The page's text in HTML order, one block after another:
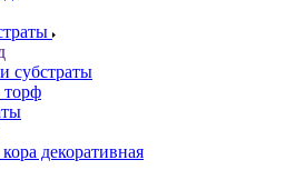
субстраты
торф
декоративная